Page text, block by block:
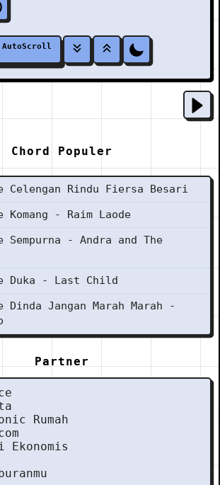
AutoScroll
Chord Populer
Celengan Rindu Fiersa Besari
Komang - Raim Laode
Sempurna - Andra and The
Duka - Last Child
Dinda Jangan Marah Marah -
Partner
Rumah
Ekonomis